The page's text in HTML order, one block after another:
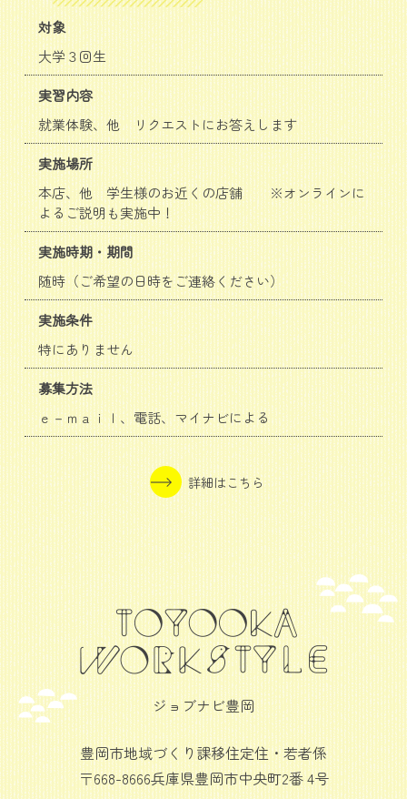
対象
大学３回生
実習内容
就業体験、他 リクエストにお答えします
実施場所
本店、他 学生様のお近くの店舗 ※オンラインに
よるご説明も実施中！
実施時期・期間
随時（ご希望の日時をご連絡ください）
実施条件
特にありません
募集方法
ｅ－ｍａｉｌ、電話、マイナビによる
詳細はこちら
ジョブナビ豊岡
豊岡市地域づくり課移住定住・若者係
〒668-8666兵庫県豊岡市中央町2番 4号